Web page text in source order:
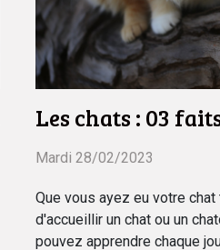
Les chats : 03
Mardi 28/02/2023
Que vous ayez eu votre
d'accueillir un chat ou un
pouvez apprendre chaque